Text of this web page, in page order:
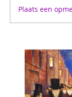
Plaats een